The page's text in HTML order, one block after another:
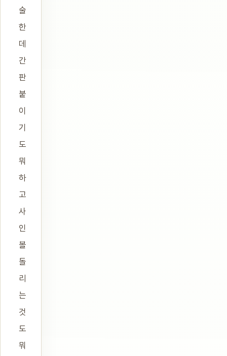
술
한
데
간
판
붙
이
기
도
뭐
하
고
사
인
볼
돌
리
는
것
도
뭐